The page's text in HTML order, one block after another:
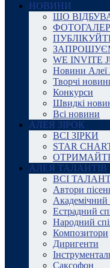
НОВИНИ
ЩО
WE INVITE
Новини Алеї
Творчі
Конкурси
Швидкі
Всі новини
АЛЕЯ ЗІРОК
ВСІ ЗІРКИ
STAR
АЛЕЯ ТАЛАНТІВ
ВСІ
Автори
Академічний
Естрадний
Народний
Композитори
Диригенти
Саксофон